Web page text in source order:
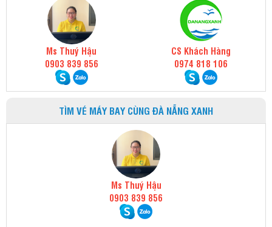
Ms Thuý Hậu
0903 839 856
CS Khách Hàng
0974 818 106
TÌM VÉ MÁY BAY CÙNG ĐÀ NẴNG XANH
Ms Thuý Hậu
0903 839 856